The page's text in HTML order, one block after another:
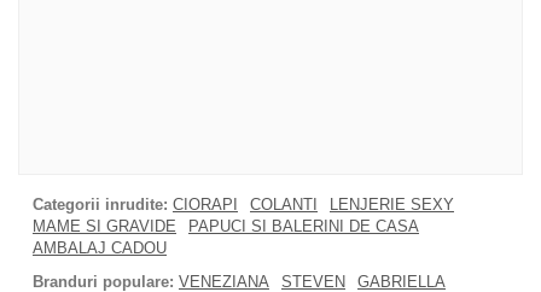
Categorii inrudite: CIORAPI COLANTI
LENJERIE SEXY
MAME SI GRAVIDE
PAPUCI SI BALERINI DE CASA
AMBALAJ CADOU
Branduri populare: VENEZIANA STEVEN
GABRIELLA